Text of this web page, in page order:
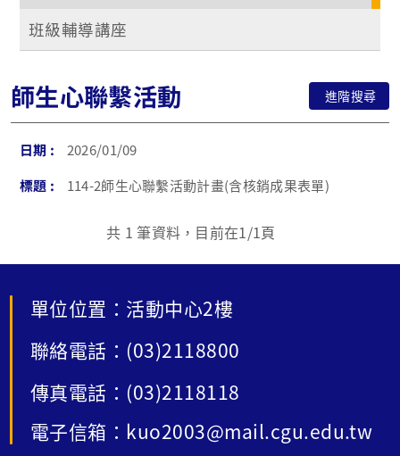
班級輔導講座
師生心聯繫活動 進階搜尋
2026/01/09
114-2師生心聯繫活動計畫(含核銷成果表單)
共 1 筆資料，目前在1/1頁
單位位置：活動中心2樓
聯絡電話：(03)2118800
傳真電話：(03)2118118
電子信箱：kuo2003@mail.cgu.edu.tw